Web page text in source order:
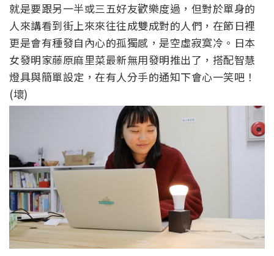
就是要跟另一半或三五好友歡樂度過，但對於單身的
人來講看到街上來來往往成雙成對的人們，在節日裡
更是會有種發自內心的孤獨感，是空虛寂寞冷。日本
女發明家藤原麻里菜最新無用發明推出了，搭配智慧
燈具與簡單設定，在有人分手的通知下會心一笑吧！
(壞)